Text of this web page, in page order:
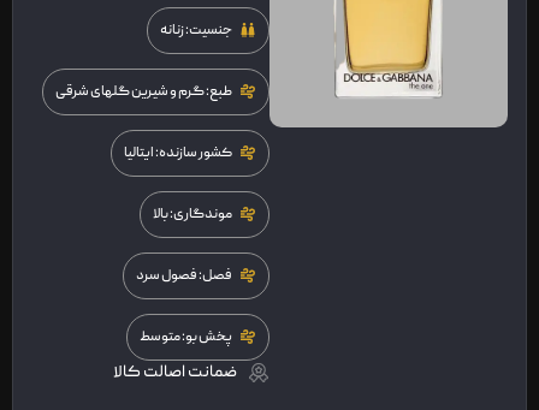
جنسیت: زنانه
طبع: گرم و شیرین گلهای شرقی
کشور سازنده: ایتالیا
موندگاری: بالا
فصل: فصول سرد
پخش بو: متوسط
ضمانت اصالت کالا